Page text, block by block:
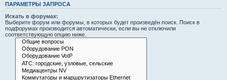
ПАРАМЕТРЫ ЗАПРОСА
Искать в форумах:
Выберите форум или форумы, в которых будет произведён поиск. Поиск в
подфорумах производится автоматически, если вы не отключили
соответствующую опцию ниже.